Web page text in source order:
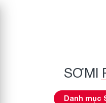
SƠMI
Danh mục